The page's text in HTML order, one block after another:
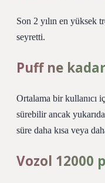
Son 2 yılın en yüksek
seyretti.
Puff ne
Ortalama bir kullanıcı
sürebilir ancak
süre daha kısa veya
Vozol 12000